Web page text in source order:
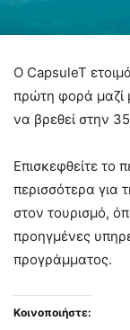
O CapsuleT
πρώτη φορά μαζί
να βρεθεί στην
Επισκεφθείτε το
περισσότερα για
στον τουρισμό,
προηγμένες
προγράμματος.
Κοινοποιήστε: